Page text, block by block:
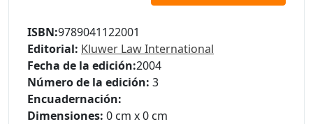
ISBN:9789041122001
Editorial: Kluwer Law International
Fecha de la edición:2004
Número de la edición: 3
Encuadernación:
Dimensiones: 0 cm x 0 cm